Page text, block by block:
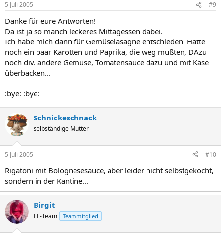
5 Juli 2005 #9
Danke für eure Antworten!
Da ist ja so manch leckeres Mittagessen dabei.
Ich habe mich dann für Gemüselasagne entschieden. Hatte
noch ein paar Karotten und Paprika, die weg mußten, DAzu
noch div. andere Gemüse, Tomatensauce dazu und mit Käse
überbacken...
:bye: :bye:
Schnickeschnack
selbständige Mutter
5 Juli 2005 #10
Rigatoni mit Bolognesesauce, aber leider nicht selbstgekocht,
sondern in der Kantine...
Birgit
EF-Team Teammitglied